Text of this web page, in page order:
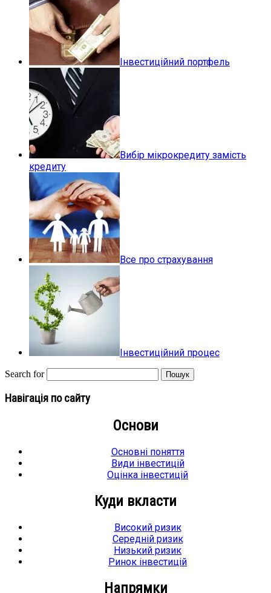
Інвестиційний портфель
Вибір мікрокредиту замість
кредиту
Все про страхування
Інвестиційний процес
Search for
Навігація по сайту
Основи
Основні поняття
Види інвестицій
Оцінка інвестицій
Куди вкласти
Високий ризик
Середній ризик
Низький ризик
Ринок інвестицій
Напрямки